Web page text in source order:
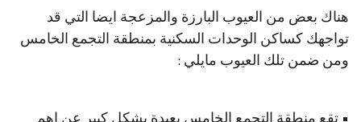
هناك بعض من العيوب البارزة والمزعجة ايضا التي قد
تواجهك كساكن الوحدات السكنية بمنطقة التجمع الخامس
ومن ضمن تلك العيوب مايلي :